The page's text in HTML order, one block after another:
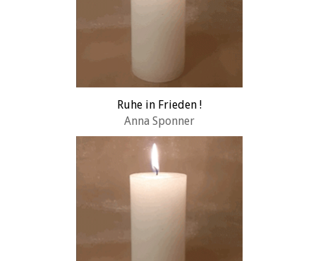
Ruhe in Frieden !
Anna Sponner